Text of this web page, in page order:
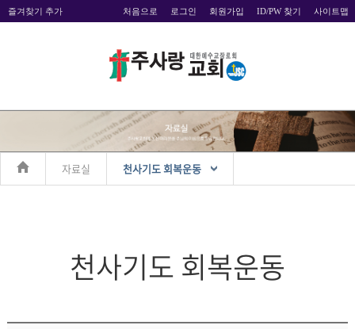
즐겨찾기 추가 처음으로 로그인 회원가입 ID/PW 찾기 사이트맵
자료실 천사기도 회복운동
천사기도 회복운동